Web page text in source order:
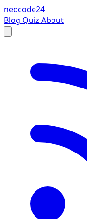
neocode24
Blog Quiz About